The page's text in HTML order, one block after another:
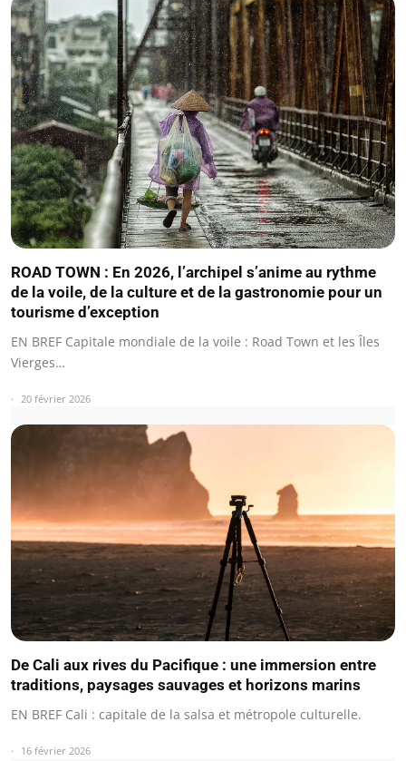
ROAD TOWN : En 2026, l’archipel s’anime au rythme
de la voile, de la culture et de la gastronomie pour un
tourisme d’exception
EN BREF Capitale mondiale de la voile : Road Town et les Îles
Vierges…
20 février 2026
De Cali aux rives du Pacifique : une immersion entre
traditions, paysages sauvages et horizons marins
EN BREF Cali : capitale de la salsa et métropole culturelle.
16 février 2026